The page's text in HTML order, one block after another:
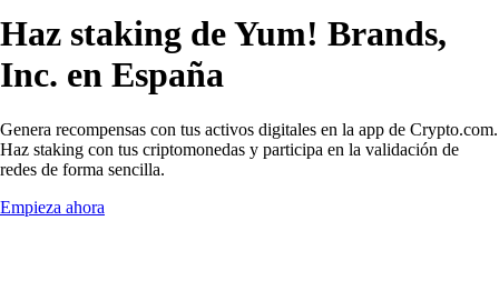
Haz staking de Yum! Brands,
Inc. en España
Genera recompensas con tus activos digitales en la app de Crypto.com.
Haz staking con tus criptomonedas y participa en la validación de
redes de forma sencilla.
Empieza ahora